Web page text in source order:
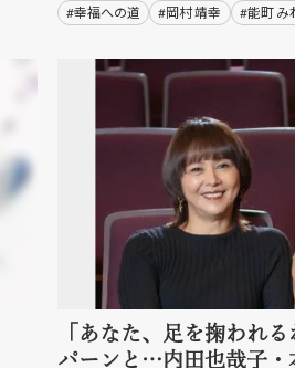
#幸福への道 #岡村 靖幸 #能町 み
「あなた、足を掬われ
パーンと…内田也哉子・